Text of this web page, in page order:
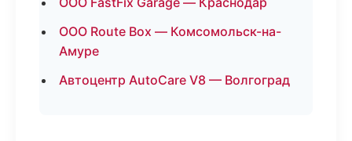
ООО Route Box — Комсомольск-на-
Амуре
Автоцентр AutoCare V8 — Волгоград